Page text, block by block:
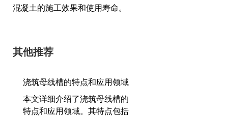
混凝土的施工效果和使用寿命。
其他推荐
浇筑母线槽的特点和应用领域
本文详细介绍了浇筑母线槽的
特点和应用领域。其特点包括